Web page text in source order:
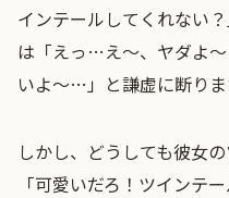
インテールしてくれない
は「えっ…え〜、ヤダよ
いよ〜…」と謙虚に断りま
しかし、どうしても彼女
「可愛いだろ！ツインテ